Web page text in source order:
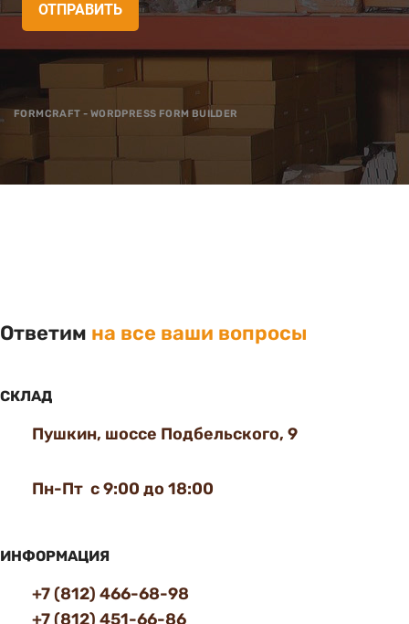
ОТПРАВИТЬ
FORMCRAFT - WORDPRESS FORM BUILDER
Ответим на все ваши вопросы
СКЛАД
Пушкин, шоссе Подбельского, 9
Пн-Пт с 9:00 до 18:00
ИНФОРМАЦИЯ
+7 (812) 466-68-98
+7 (812) 451-66-86